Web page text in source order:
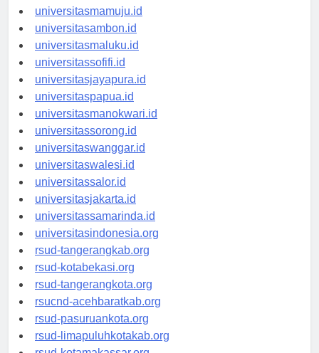
universitasgorontalo.id
universitasmamuju.id
universitasambon.id
universitasmaluku.id
universitassofifi.id
universitasjayapura.id
universitaspapua.id
universitasmanokwari.id
universitassorong.id
universitaswanggar.id
universitaswalesi.id
universitassalor.id
universitasjakarta.id
universitassamarinda.id
universitasindonesia.org
rsud-tangerangkab.org
rsud-kotabekasi.org
rsud-tangerangkota.org
rsucnd-acehbaratkab.org
rsud-pasuruankota.org
rsud-limapuluhkotakab.org